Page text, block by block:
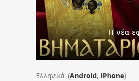
Ελληνικά: (Android, iPhone)